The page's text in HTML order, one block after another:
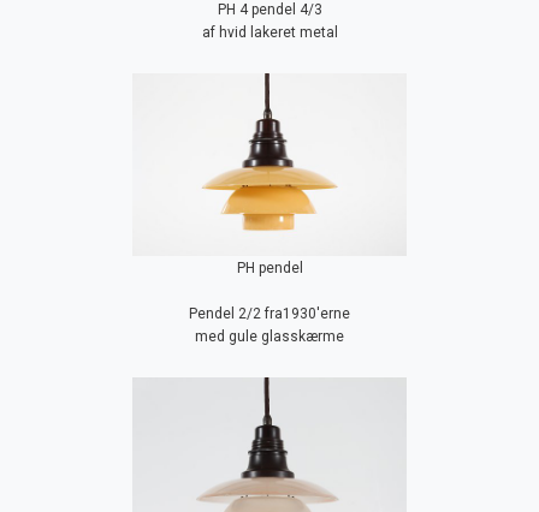
PH 4 pendel 4/3
af hvid lakeret metal
PH pendel
Pendel 2/2 fra1930'erne
med gule glasskærme